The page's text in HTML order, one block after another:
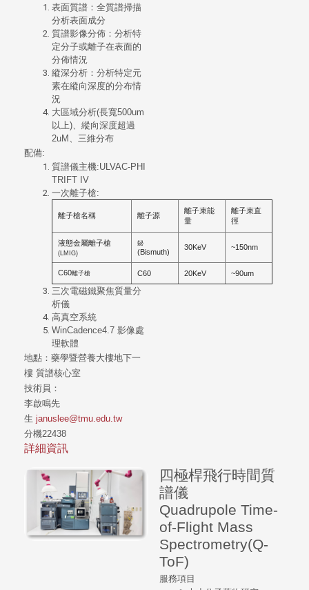
表面質譜：全質譜掃描
分析表面成分
質譜影像分佈：分析特
定分子或離子在表面的
分佈情況
縱深分析：分析特定元
素在縱向深度的分布情
況
大區域分析(長寬500um
以上)、縱向深度超過
2uM、三維分布
配備:
質譜儀主機:ULVAC-PHI
TRIFT IV
一次離子槍:
離子槍名稱 離子源
離子束能
量
離子束直
徑
液態金屬離子槍
(LMIG)
鉍
(Bismuth)
30KeV ~150nm
C60離子槍 C60 20KeV ~90um
三次電磁鐵聚焦質量分
析儀
高真空系統
WinCadence4.7 影像處
理軟體
地點：藥學暨營養大樓地下一
樓 質譜核心室
技術員：
李啟鳴先
生januslee@tmu.edu.tw
分機22438
詳細資訊
四極桿飛行時間質
譜儀
Quadrupole Time-
of-Flight Mass
Spectrometry(Q-
ToF)
服務項目